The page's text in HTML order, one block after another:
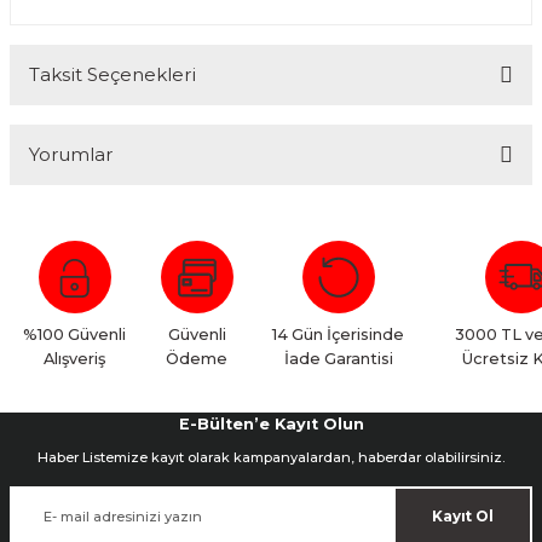
Taksit Seçenekleri
Yorumlar
Bu ürüne ilk yorumu siz yapın!
Yorum Yaz
%100 Güvenli
Alışveriş
Güvenli
Ödeme
14 Gün İçerisinde
İade Garantisi
3000 TL
Ücretsiz
E-Bülten’e Kayıt Olun
Haber Listemize kayıt olarak kampanyalardan, haberdar olabilirsiniz.
Kayıt Ol